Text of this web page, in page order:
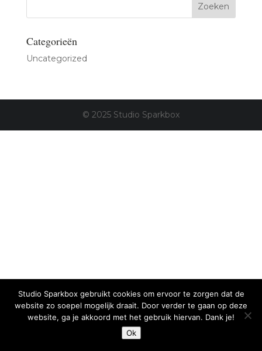
Categorieën
Uncategorized
© 2025 Studio Sparkbox
Studio Sparkbox gebruikt cookies om ervoor te zorgen dat de
website zo soepel mogelijk draait. Door verder te gaan op deze
website, ga je akkoord met het gebruik hiervan. Dank je!
Ok